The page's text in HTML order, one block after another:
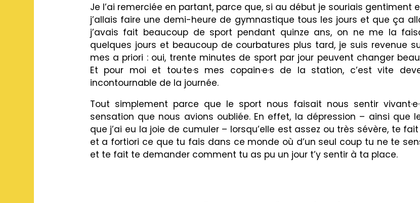
Je l’ai remerciée en partant, parce que, si au début je souriais gentiment
j’allais faire une demi-heure de gymnastique tous les jours et que ça
j’avais fait beaucoup de sport pendant quinze ans, on ne me la
quelques jours et beaucoup de courbatures plus tard, je suis revenue
mes a priori : oui, trente minutes de sport par jour peuvent changer
Et pour moi et tou·te·s mes copain·e·s de la station, c’est vite
incontournable de la journée.
Tout simplement parce que le sport nous faisait nous sentir
sensation que nous avions oubliée. En effet, la dépression – ainsi que
que j’ai eu la joie de cumuler – lorsqu’elle est assez ou très sévère, te
et a fortiori ce que tu fais dans ce monde où d’un seul coup tu ne te
et te fait te demander comment tu as pu un jour t’y sentir à ta place.